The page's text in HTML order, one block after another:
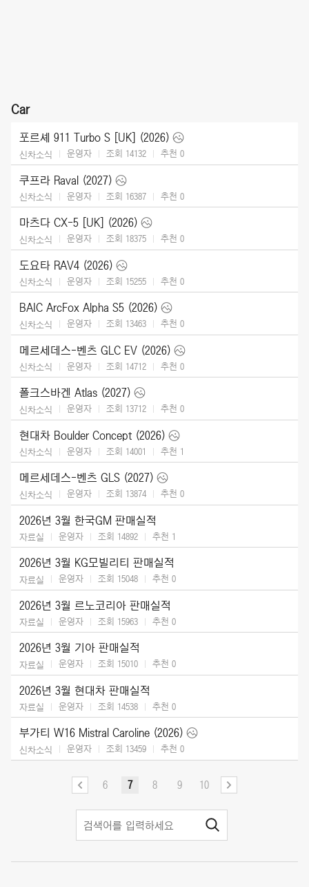
Car
포르셰 911 Turbo S [UK] (2026)
신차소식 운영자 조회 14132 추천 0
쿠프라 Raval (2027)
신차소식 운영자 조회 16387 추천 0
마츠다 CX-5 [UK] (2026)
신차소식 운영자 조회 18375 추천 0
도요타 RAV4 (2026)
신차소식 운영자 조회 15255 추천 0
BAIC ArcFox Alpha S5 (2026)
신차소식 운영자 조회 13463 추천 0
메르세데스-벤츠 GLC EV (2026)
신차소식 운영자 조회 14712 추천 0
폴크스바겐 Atlas (2027)
신차소식 운영자 조회 13712 추천 0
현대차 Boulder Concept (2026)
신차소식 운영자 조회 14001 추천 1
메르세데스-벤츠 GLS (2027)
신차소식 운영자 조회 13874 추천 0
2026년 3월 한국GM 판매실적
자료실 운영자 조회 14892 추천 1
2026년 3월 KG모빌리티 판매실적
자료실 운영자 조회 15048 추천 0
2026년 3월 르노코리아 판매실적
자료실 운영자 조회 15963 추천 0
2026년 3월 기아 판매실적
자료실 운영자 조회 15010 추천 0
2026년 3월 현대차 판매실적
자료실 운영자 조회 14538 추천 0
부가티 W16 Mistral Caroline (2026)
신차소식 운영자 조회 13459 추천 0
6 7 8 9 10